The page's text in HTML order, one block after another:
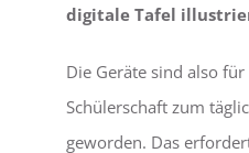
digitale Tafel
Die Geräte sind also
Schülerschaft zum
geworden. Das